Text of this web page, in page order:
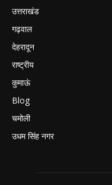
उत्तराखंड
गढ़वाल
देहरादून
राष्ट्रीय
कुमाऊं
Blog
चमोली
उधम सिंह नगर